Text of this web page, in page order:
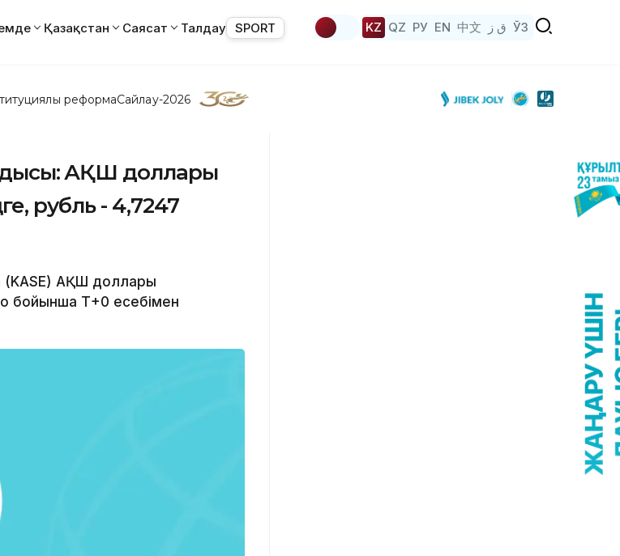
Қазақстан Саясат Талдау SPORT KZ QZ РУ EN 中文 ق ز ЎЗ
реформаСайлау-2026
АҚШ доллары
рубль - 4,7247
(KASE) АҚШ доллары
бойынша Т+0 есебімен